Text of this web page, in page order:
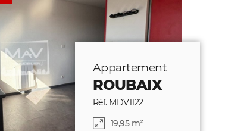
Appartement
ROUBAIX
Réf. MDV1122
19,95 m²